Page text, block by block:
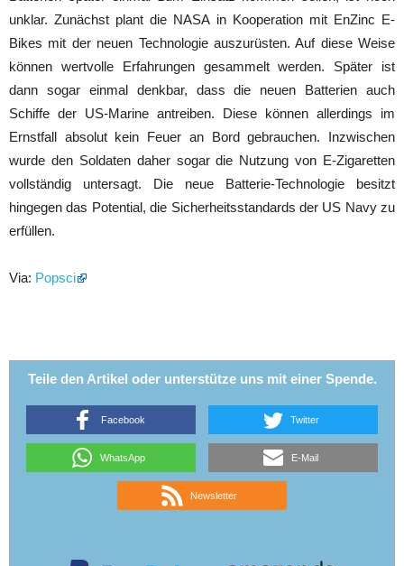
unklar. Zunächst plant die NASA in Kooperation mit EnZinc E-
Bikes mit der neuen Technologie auszurüsten. Auf diese Weise
können wertvolle Erfahrungen gesammelt werden. Später ist
dann sogar einmal denkbar, dass die neuen Batterien auch
Schiffe der US-Marine antreiben. Diese können allerdings im
Ernstfall absolut kein Feuer an Bord gebrauchen. Inzwischen
wurde den Soldaten daher sogar die Nutzung von E-Zigaretten
vollständig untersagt. Die neue Batterie-Technologie besitzt
hingegen das Potential, die Sicherheitsstandards der US Navy zu
erfüllen.
Via: Popsci
Teile den Artikel oder unterstütze uns mit einer Spende.
Facebook Twitter
WhatsApp E-Mail
Newsletter